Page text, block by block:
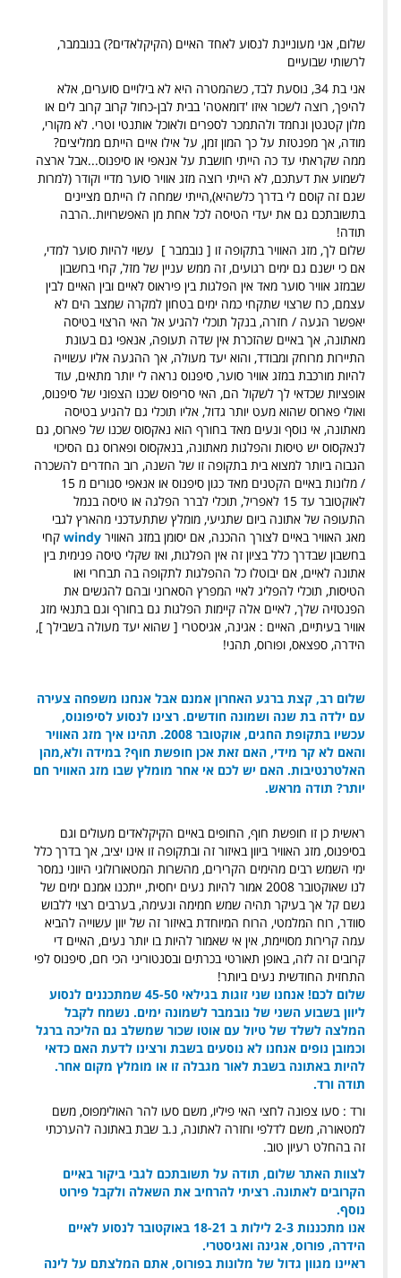
שלום, אני מעוניינת לנסוע לאחד האיים (הקיקלאדים?) בנובמבר,
לרשותי שבועיים
אני בת 34, נוסעת לבד, כשהמטרה היא לא בילויים סוערים, אלא
להיפך, רוצה לשכור איזו 'דומאטה' בבית לבן-כחול קרוב קרוב לים או
מלון קטנטן ונחמד ולהתמכר לספרים ולאוכל אותנטי וטרי. לא מקורי,
מודה, אך מפנטזת על כך המון זמן, על אילו איים הייתם ממליצים?
ממה שקראתי עד כה הייתי חושבת על אנאפי או סיפנוס...אבל ארצה
לשמוע את דעתכם, לא הייתי רוצה מזג אוויר סוער מדיי וקודר (למרות
שגם זה קוסם לי בדרך כלשהיא),הייתי שמחה לו הייתם מציינים
בתשובתכם גם את יעדי הטיסה לכל אחת מן האפשרויות..הרבה
תודה!
שלום לך, מזג האוויר בתקופה זו [ נובמבר ] עשוי להיות סוער למדי,
אם כי ישנם גם ימים רגועים, זה ממש עניין של מזל, קחי בחשבון
שבמזג אוויר סוער מאד אין הפלגות בין פיראוס לאיים ובין האיים לבין
עצמם, כח שרצוי שתקחי כמה ימים בטחון למקרה שמצב הים לא
יאפשר הגעה / חזרה, בנקל תוכלי להגיע אל האי הרצוי בטיסה
מאתונה, אך באיים שהזכרת אין שדה תעופה, אנאפי גם בעונת
התיירות מרוחק ומבודד, והוא יעד מעולה, אך ההגעה אליו עשוייה
להיות מורכבת במזג אוויר סוער, סיפנוס נראה לי יותר מתאים, עוד
אופציות שכדאי לך לשקול הם, האי סריפוס שכנו הצפוני של סיפנוס,
ואולי פארוס שהוא מעט יותר גדול, אליו תוכלי גם להגיע בטיסה
מאתונה, אי נוסף ונעים מאד בחורף הוא נאקסוס שכנו של פארוס, גם
לנאקסוס יש טיסות והפלגות מאתונה, בנאקסוס ופארוס גם הסיכוי
הגבוה ביותר למצוא בית בתקופה זו של השנה, רוב החדרים להשכרה
/ מלונות באיים הקטנים מאד כגון סיפנוס או אנאפי סגורים מ 15
לאוקטובר עד 15 לאפריל, תוכלי לברר הפלגה או טיסה בנמל
התעופה של אתונה ביום שתגיעי, מומלץ שתתעדכני מהארץ לגבי
מאג האוויר באיים לצורך ההכנה, אם יסומן במזג האוויר windy קחי
בחשבון שבדרך כלל בציון זה אין הפלגות, ואז שקלי טיסה פנימית בין
אתונה לאיים, אם יבוטלו כל ההפלגות לתקופה בה תבחרי ואו
הטיסות, תוכלי להפליג לאיי המפרץ הסארוני ובהם להגשים את
הפנטזיה שלך, לאיים אלה קיימות הפלגות גם בחורף וגם בתנאי מזג
אוויר בעיתיים, האיים : אגינה, אגיסטרי [ שהוא יעד מעולה בשבילך ],
הידרה, ספצאס, ופורוס, תהני!
שלום רב, קצת ברגע האחרון אמנם אבל אנחנו משפחה צעירה
עם ילדה בת שנה ושמונה חודשים. רצינו לנסוע לסיפונוס,
עכשיו בתקופת החגים, אוקטובר 2008. תהינו איך מזג האוויר
והאם לא קר מידי, האם זאת אכן חופשת חוף? במידה ולא,מהן
האלטרנטיבות. האם יש לכם אי אחר מומלץ שבו מזג האוויר חם
יותר? תודה מראש.
ראשית כן זו חופשת חוף, החופים באיים הקיקלאדים מעולים וגם
בסיפנוס, מזג האוויר ביוון באיזור זה ובתקופה זו אינו יציב, אך בדרך כלל
ימי השמש רבים מהימים הקרירים, מהשרות המטאורולוגי היווני נמסר
לנו שאוקטובר 2008 אמור להיות נעים יחסית, ייתכנו אמנם ימים של
גשם קל אך בעיקר תהיה שמש חמימה ונעימה, בערבים רצוי ללבוש
סוודר, רוח המלמטי, הרוח המיוחדת באיזור זה של יוון עשוייה להביא
עמה קרירות מסויימת, אין אי שאמור להיות בו יותר נעים, האיים די
קרובים זה לזה, באופן תאורטי בכרתים ובסנטוריני הכי חם, סיפנוס לפי
התחזית החודשית נעים ביותר!
שלום לכם!
אנחנו שני זוגות בגילאי 45-50 שמתכננים לנסוע
ליוון בשבוע השני של נובמבר לשמונה ימים. נשמח לקבל
המלצה לשלד של טיול עם אוטו שכור שמשלב גם הליכה ברגל
וכמובן נופים אנחנו לא נוסעים בשבת ורצינו לדעת האם כדאי
להיות באתונה בשבת לאור מגבלה זו או מומלץ מקום אחר.
תודה ורד.
ורד : סעו צפונה לחצי האי פיליו, משם סעו להר האולימפוס, משם
למטאורה, משם לדלפי וחזרה לאתונה, נ.ב שבת באתונה להערכתי
זה בהחלט רעיון טוב.
לצוות האתר שלום, תודה על תשובתכם לגבי ביקור באיים
הקרובים לאתונה. רציתי להרחיב את השאלה ולקבל פירוט
נוסף.
אנו מתכננות 2-3 לילות ב 18-21 באוקטובר לנסוע לאיים
הידרה, פורוס, אגינה ואגיסטרי.
ראיינו מגוון גדול של מלונות בפורוס, אתם המלצתם על לינה